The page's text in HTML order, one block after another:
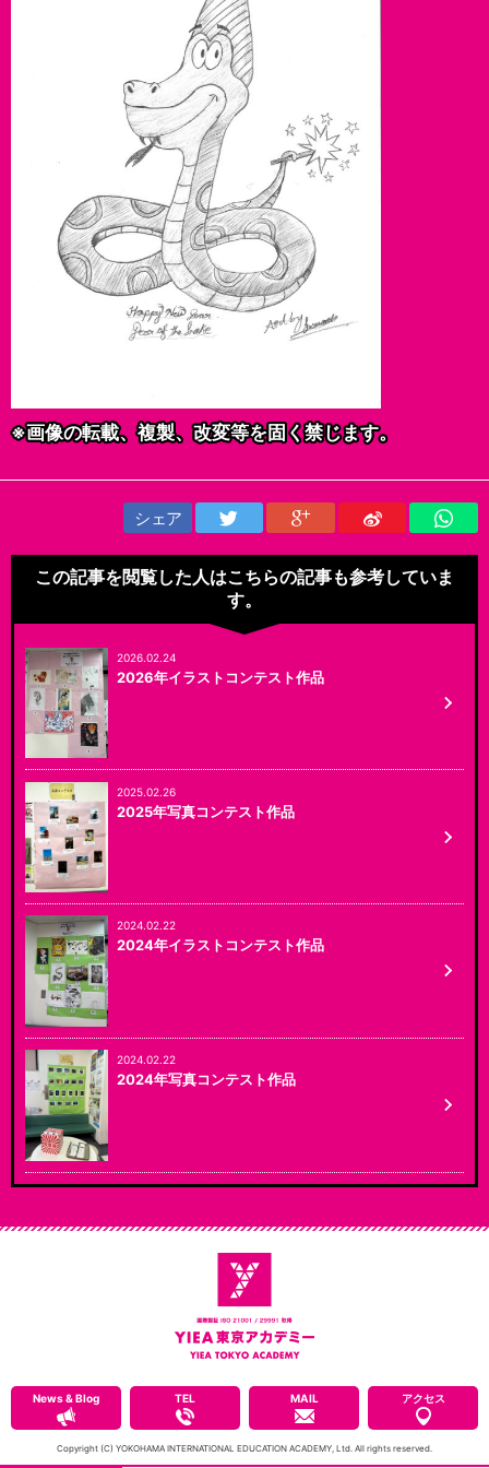
※画像の転載、複製、改変等を固く禁じます。
シェア
この記事を閲覧した人はこちらの記事も参考していま
す。
2026.02.24
2026年イラストコンテスト作品
2025.02.26
2025年写真コンテスト作品
2024.02.22
2024年イラストコンテスト作品
2024.02.22
2024年写真コンテスト作品
News & Blog TEL MAIL アクセス
Copyright (C) YOKOHAMA INTERNATIONAL EDUCATION ACADEMY, Ltd. All rights reserved.